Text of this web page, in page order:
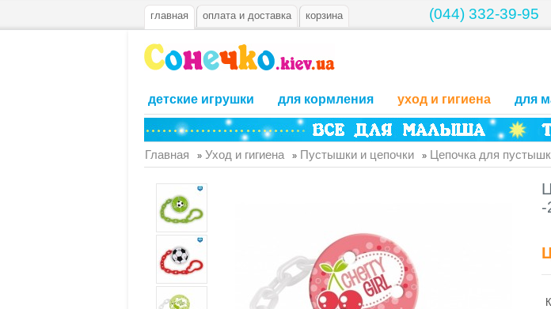
(044) 332-39-95
главная оплата и доставка корзина
детские игрушки для кормления уход и гигиена для
Главная » Уход и гигиена » Пустышки и цепочки » Цепочка для
-